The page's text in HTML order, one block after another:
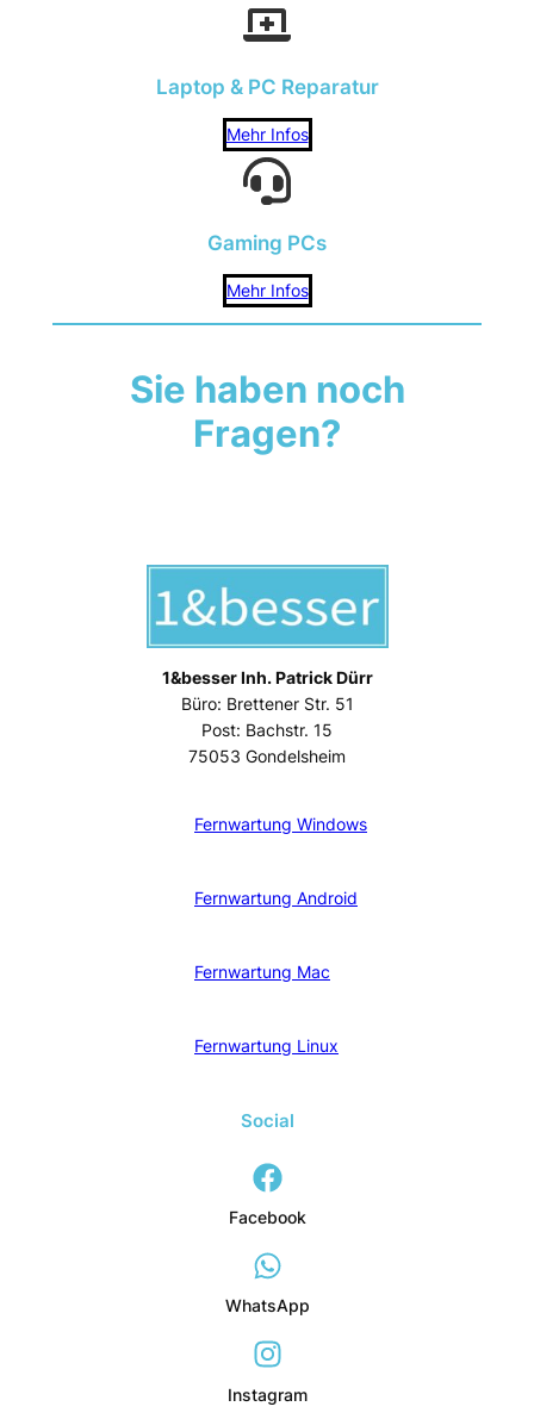
Laptop & PC Reparatur
Mehr Infos
Gaming PCs
Mehr Infos
Sie haben noch
Fragen?
1&besser Inh. Patrick Dürr
Büro: Brettener Str. 51
Post: Bachstr. 15
75053 Gondelsheim
Fernwartung Windows
Fernwartung Android
Fernwartung Mac
Fernwartung Linux
Social
Facebook
WhatsApp
Instagram